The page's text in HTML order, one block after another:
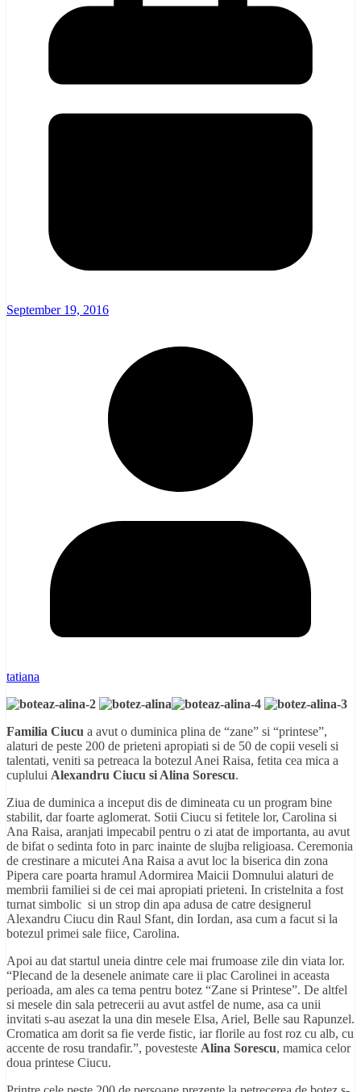
September 19, 2016
tatiana
Familia Ciucu a avut o duminica plina de “zane” si “printese”,
alaturi de peste 200 de prieteni apropiati si de 50 de copii veseli si
talentati, veniti sa petreaca la botezul Anei Raisa, fetita cea mica a
cuplului Alexandru Ciucu si Alina Sorescu.
Ziua de duminica a inceput dis de dimineata cu un program bine
stabilit, dar foarte aglomerat. Sotii Ciucu si fetitele lor, Carolina si
Ana Raisa, aranjati impecabil pentru o zi atat de importanta, au avut
de bifat o sedinta foto in parc inainte de slujba religioasa. Ceremonia
de crestinare a micutei Ana Raisa a avut loc la biserica din zona
Pipera care poarta hramul Adormirea Maicii Domnului alaturi de
membrii familiei si de cei mai apropiati prieteni. In cristelnita a fost
turnat simbolic si un strop din apa adusa de catre designerul
Alexandru Ciucu din Raul Sfant, din Iordan, asa cum a facut si la
botezul primei sale fiice, Carolina.
Apoi au dat startul uneia dintre cele mai frumoase zile din viata lor.
“Plecand de la desenele animate care ii plac Carolinei in aceasta
perioada, am ales ca tema pentru botez “Zane si Printese”. De altfel
si mesele din sala petrecerii au avut astfel de nume, asa ca unii
invitati s-au asezat la una din mesele Elsa, Ariel, Belle sau Rapunzel.
Cromatica am dorit sa fie verde fistic, iar florile au fost roz cu alb, cu
accente de rosu trandafir.”, povesteste Alina Sorescu, mamica celor
doua printese Ciucu.